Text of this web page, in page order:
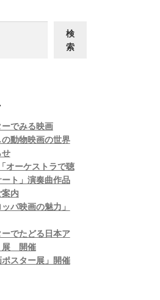
検
索
でみる映画
映画の世界
オーケストラで聴
ト」演奏曲作品
内
パ映画の魅力」
でたどる日本ア
展 開催
スター展」開催